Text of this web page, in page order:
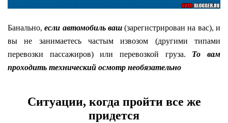
Банально,если автомобиль ваш(зарегистрирован на вас), и
вы не занимаетесь частым извозом (другими типами
перевозки пассажиров) или перевозкой груза. То вам
проходить технический осмотр необязательно
Ситуации, когда пройти все же
придется